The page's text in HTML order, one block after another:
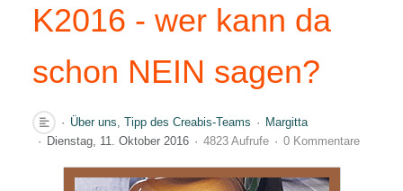
K2016 - wer kann da
schon NEIN sagen?
Über uns Tipp des Creabis-Teams
Margitta
Dienstag, 11. Oktober 2016
4823 Aufrufe 0 Kommentare